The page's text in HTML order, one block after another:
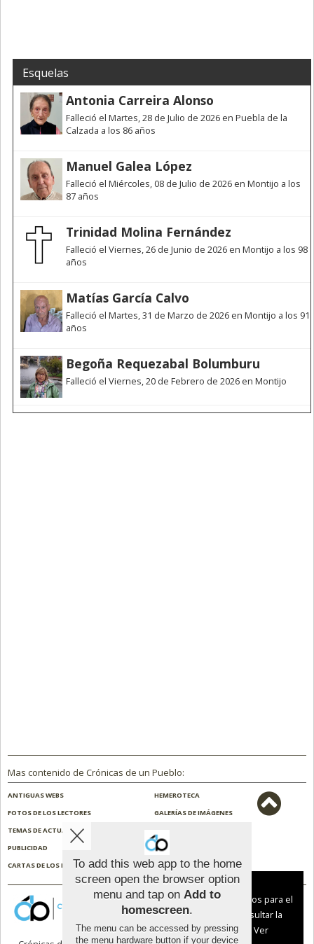
Esquelas
Antonia Carreira Alonso
Falleció el Martes, 28 de Julio de 2026 en Puebla de la
Calzada a los 86 años
Manuel Galea López
Falleció el Miércoles, 08 de Julio de 2026 en Montijo a los
87 años
Trinidad Molina Fernández
Falleció el Viernes, 26 de Junio de 2026 en Montijo a los 98
años
Matías García Calvo
Falleció el Martes, 31 de Marzo de 2026 en Montijo a los 91
años
Begoña Requezabal Bolumburu
Falleció el Viernes, 20 de Febrero de 2026 en Montijo
Mas contenido de Crónicas de un Pueblo:
ANTIGUAS WEBS
HEMEROTECA
FOTOS DE LOS LECTORES
GALERÍAS DE IMÁGENES
TEMAS DE ACTUALIDAD
PUBLICIDAD
CONTACTO
CARTAS DE LOS LECTORES
ENCUESTAS
To add this web app to the home
screen open the browser option
menu and tap on Add to
homescreen.
The menu can be accessed by pressing
the menu hardware button if your device
Aviso sobre el Uso de cookies:
Utilizamos cookies nuestras y de terceros para el
funcionamiento del digital. Puedes consultar la
lista de cookies y como desconectarlas.
Ver